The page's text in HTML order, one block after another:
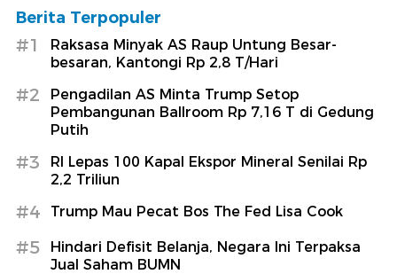
Berita Terpopuler
#1
Raksasa Minyak AS Raup Untung Besar-
besaran, Kantongi Rp 2,8 T/Hari
#2
Pengadilan AS Minta Trump Setop
Pembangunan Ballroom Rp 7,16 T di Gedung
Putih
#3
RI Lepas 100 Kapal Ekspor Mineral Senilai Rp
2,2 Triliun
#4 Trump Mau Pecat Bos The Fed Lisa Cook
#5
Hindari Defisit Belanja, Negara Ini Terpaksa
Jual Saham BUMN